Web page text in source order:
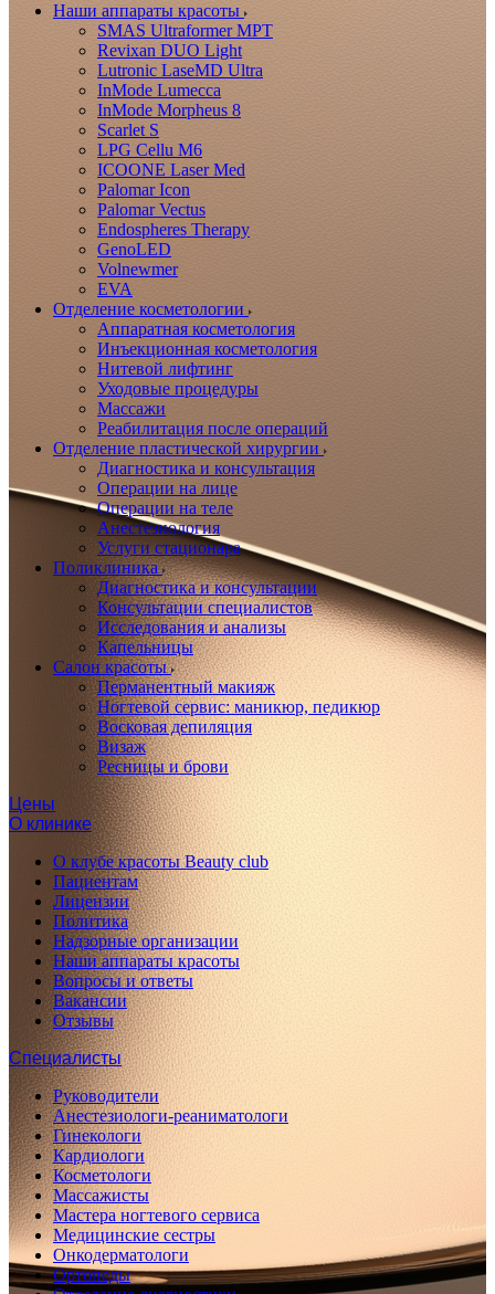
Наши аппараты красоты
SMAS Ultraformer MPT
Revixan DUO Light
Lutronic LaseMD Ultra
InMode Lumecca
InMode Morpheus 8
Scarlet S
LPG Cellu M6
ICOONE Laser Med
Palomar Icon
Palomar Vectus
Endospheres Therapy
GenoLED
Volnewmer
EVA
Отделение косметологии
Аппаратная косметология
Инъекционная косметология
Нитевой лифтинг
Уходовые процедуры
Массажи
Реабилитация после операций
Отделение пластической хирургии
Диагностика и консультация
Операции на лице
Операции на теле
Анестезиология
Услуги стационара
Поликлиника
Диагностика и консультации
Консультации специалистов
Исследования и анализы
Капельницы
Салон красоты
Перманентный макияж
Ногтевой сервис: маникюр, педикюр
Восковая депиляция
Визаж
Ресницы и брови
Цены
О клинике
О клубе красоты Beauty club
Пациентам
Лицензии
Политика
Надзорные организации
Наши аппараты красоты
Вопросы и ответы
Вакансии
Отзывы
Специалисты
Руководители
Анестезиологи-реаниматологи
Гинекологи
Кардиологи
Косметологи
Массажисты
Мастера ногтевого сервиса
Медицинские сестры
Онкодерматологи
Ортопеды